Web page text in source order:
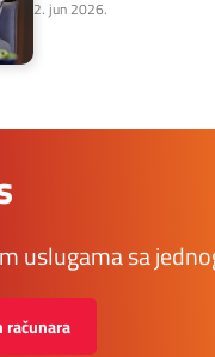
2. jun 2026.
uslugama sa
računara